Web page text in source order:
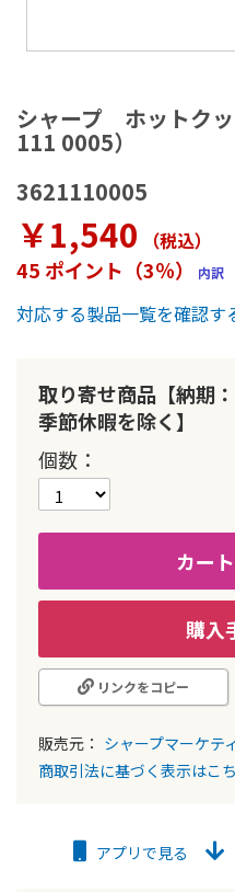
シャープ ホットク
111 0005）
3621110005
￥1,540 （税込）
45 ポイント（3％） 内訳
対応する製品一覧を確認す
取り寄せ商品【納期
季節休暇を除く】
個数
カー
購入
リンクをコピー
販売元： シャープマーケテ
商取引法に基づく表示はこち
メ
ー
ジ
ャ
リ
ー
の
最
初
動
す
る
アプリで見る